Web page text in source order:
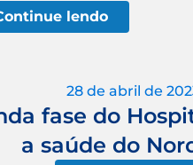
lendo
28 de abril de
fase do
a saúde do